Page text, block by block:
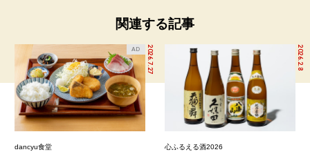
関連する記事
2026.7.27
AD
dancyu食堂
2026.2.8
心ふるえる酒2026